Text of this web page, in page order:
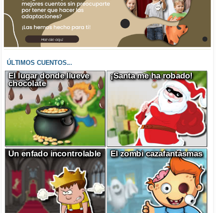
ÚLTIMOS CUENTOS...
El lugar donde llueve
chocolate
¡Santa me ha robado!
Un enfado incontrolable El zombi cazafantasmas